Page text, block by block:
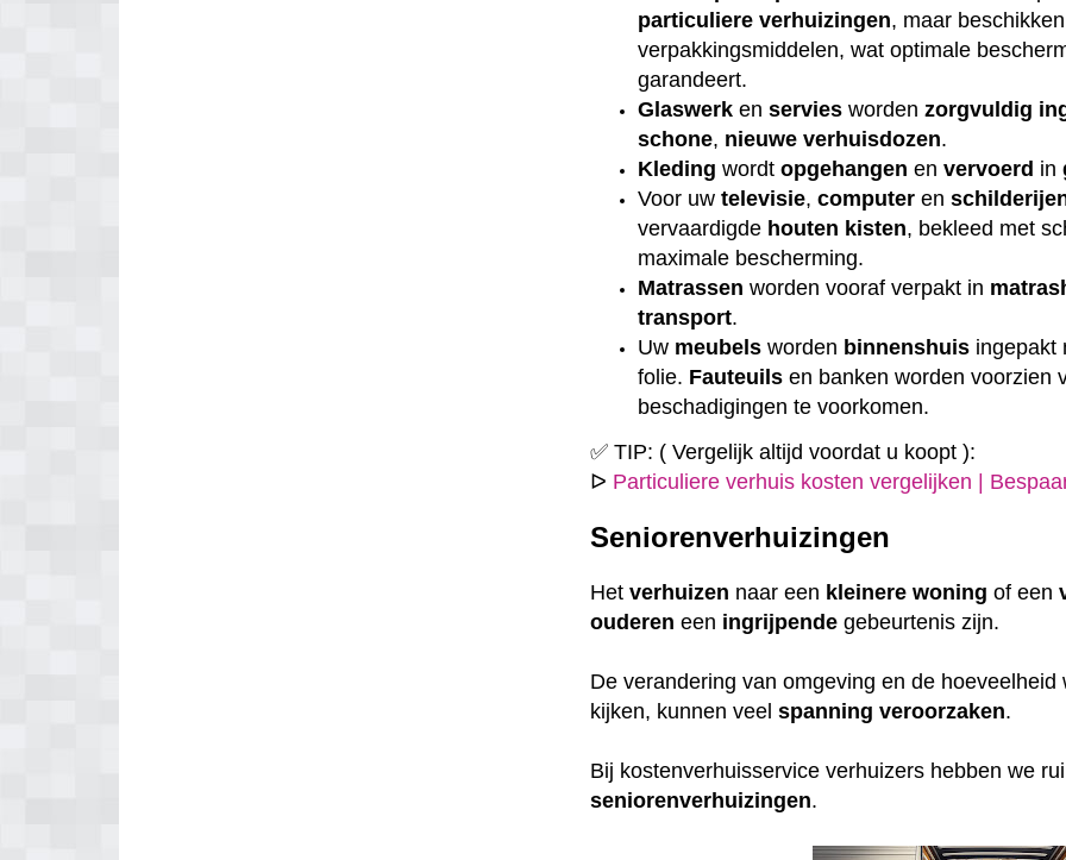
particuliere verhuizingen, maar
verpakkingsmiddelen, wat optimale
garandeert.
Glaswerk enservies wordenzorgvuldig
schone, nieuwe verhuisdozen.
Kleding wordtopgehangen envervoerd in
Voor uwtelevisie,computer en
vervaardigde houten kisten, bekleed met
maximale bescherming.
Matrassen worden vooraf verpakt in
transport.
Uw meubels worden binnenshuis ingepakt
folie. Fauteuils en banken worden voorzien
beschadigingen te voorkomen.
✅ TIP: ( Vergelijk altijd voordat u koopt ):
ᐅ Particuliere verhuis kosten vergelijken |
Seniorenverhuizingen
Hetverhuizen naar een kleinere woning of een
ouderen een ingrijpende gebeurtenis zijn.
De verandering van omgeving en de
kijken, kunnen veelspanning veroorzaken.
Bij kostenverhuisservice verhuizers hebben we
seniorenverhuizingen.